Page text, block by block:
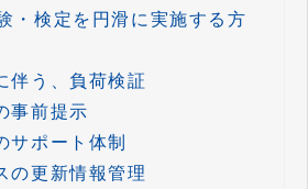
・検定を円滑に実施する方
伴う、負荷検証
事前提示
サポート体制
の更新情報管理